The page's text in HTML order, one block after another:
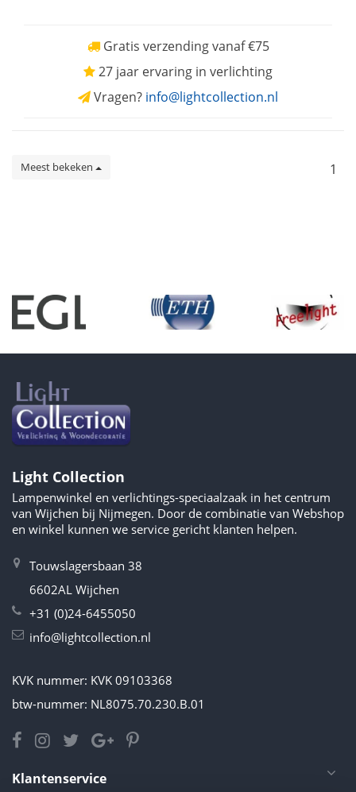
Gratis verzending vanaf €75
27 jaar ervaring in verlichting
Vragen? info@lightcollection.nl
Meest bekeken 1
Light Collection
Lampenwinkel en verlichtings-speciaalzaak in het centrum
van Wijchen bij Nijmegen. Door de combinatie van Webshop
en winkel kunnen we service gericht klanten helpen.
Touwslagersbaan 38
6602AL Wijchen
+31 (0)24-6455050
info@lightcollection.nl
KVK nummer: KVK 09103368
btw-nummer: NL8075.70.230.B.01
Klantenservice